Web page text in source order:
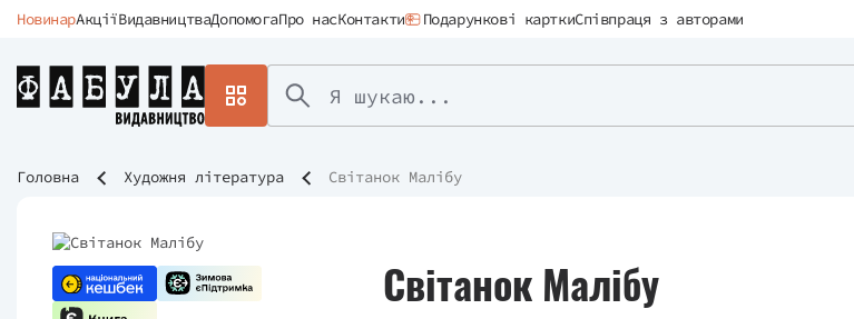
НовинарАкціїВидавництваДопомогаПро насКонтакти Подарункові карткиСпівпраця з авторами
Головна Художня література Світанок Малібу
Світанок Малібу